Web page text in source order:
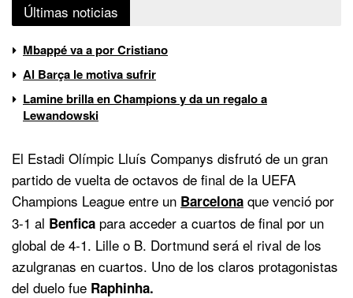
Últimas noticias
Mbappé va a por Cristiano
Al Barça le motiva sufrir
Lamine brilla en Champions y da un regalo a
Lewandowski
El Estadi Olímpic Lluís Companys disfrutó de un gran
partido de vuelta de octavos de final de la UEFA
Champions League entre un Barcelona que venció por
3-1 al Benfica para acceder a cuartos de final por un
global de 4-1. Lille o B. Dortmund será el rival de los
azulgranas en cuartos. Uno de los claros protagonistas
del duelo fue Raphinha.